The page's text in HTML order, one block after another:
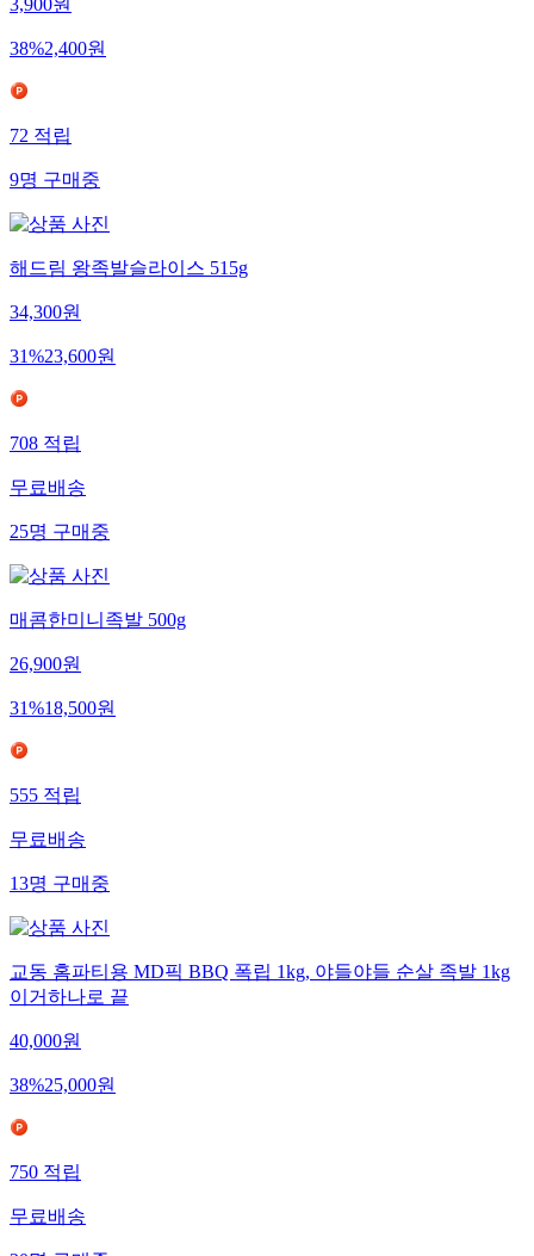
3,900원
38%2,400원
72적립
9명구매중
해드림 왕족발슬라이스 515g
34,300원
31%23,600원
708적립
무료배송
25명구매중
매콤한미니족발 500g
26,900원
31%18,500원
555적립
무료배송
13명구매중
교동 홈파티용 MD픽 BBQ 폭립 1kg, 야들야들 순살 족발 1kg
이거하나로 끝
40,000원
38%25,000원
750적립
무료배송